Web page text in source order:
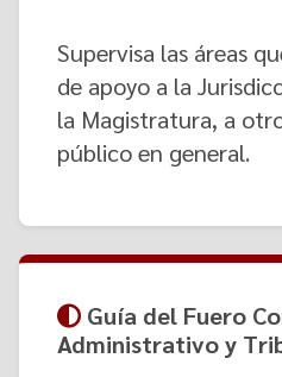
Supervisa las áreas
de apoyo a la
la Magistratura, a
público en general.
Guía del Fuero
Administrativo y